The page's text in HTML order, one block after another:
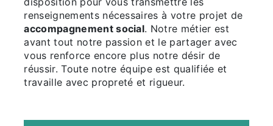
renseignements nécessaires à votre projet de
accompagnement social. Notre métier est
avant tout notre passion et le partager avec
vous renforce encore plus notre désir de
réussir. Toute notre équipe est qualifiée et
travaille avec propreté et rigueur.